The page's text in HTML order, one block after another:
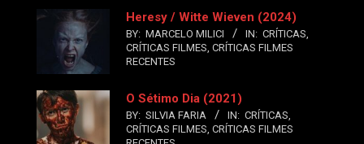
Heresy / Witte Wieven (2024)
BY: MARCELO MILICI IN: CRÍTICAS
CRÍTICAS FILMES CRÍTICAS FILMES
RECENTES
O Sétimo Dia (2021)
BY: SILVIA FARIA IN: CRÍTICAS
CRÍTICAS FILMES CRÍTICAS FILMES